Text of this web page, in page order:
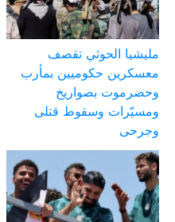
مليشيا الحوثي تقصف
معسكرين حكوميين بمأرب
وحضرموت بصواريخ
ومسيّرات وسقوط قتلى
وجرحى